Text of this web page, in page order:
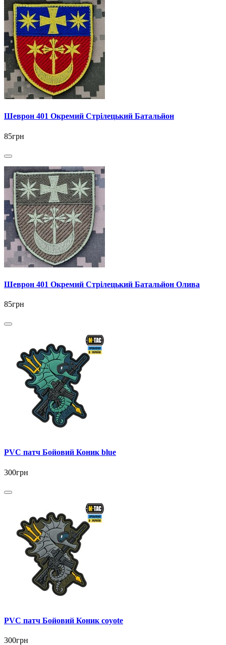
Шеврон 401 Окремий Стрілецький Батальйон
85грн
Шеврон 401 Окремий Стрілецький Батальйон Олива
85грн
PVC патч Бойовий Коник blue
300грн
PVC патч Бойовий Коник coyote
300грн